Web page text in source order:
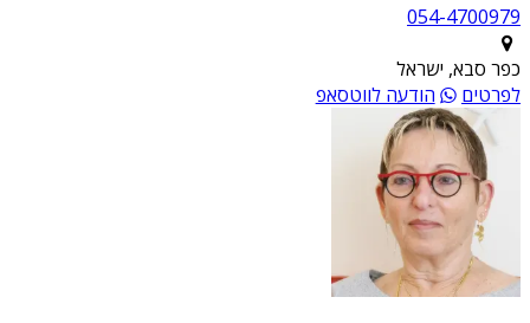
054-4700979
כפר סבא, ישראל
לפרטים
הודעה לווטסאפ